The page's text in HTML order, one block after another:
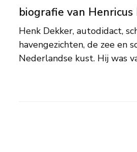
biografie van
Henk Dekker, autodidact,
havengezichten, de zee en
Nederlandse kust. Hij was
opspeelden, zoals
avontuurlijk ingesteld en